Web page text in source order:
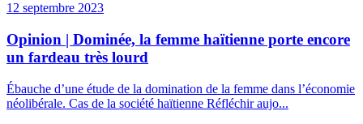
12 septembre 2023
Opinion | Dominée, la femme haïtienne porte encore
un fardeau très lourd
Ébauche d’une étude de la domination de la femme dans l’économie
néolibérale. Cas de la société haïtienne Réfléchir aujo...